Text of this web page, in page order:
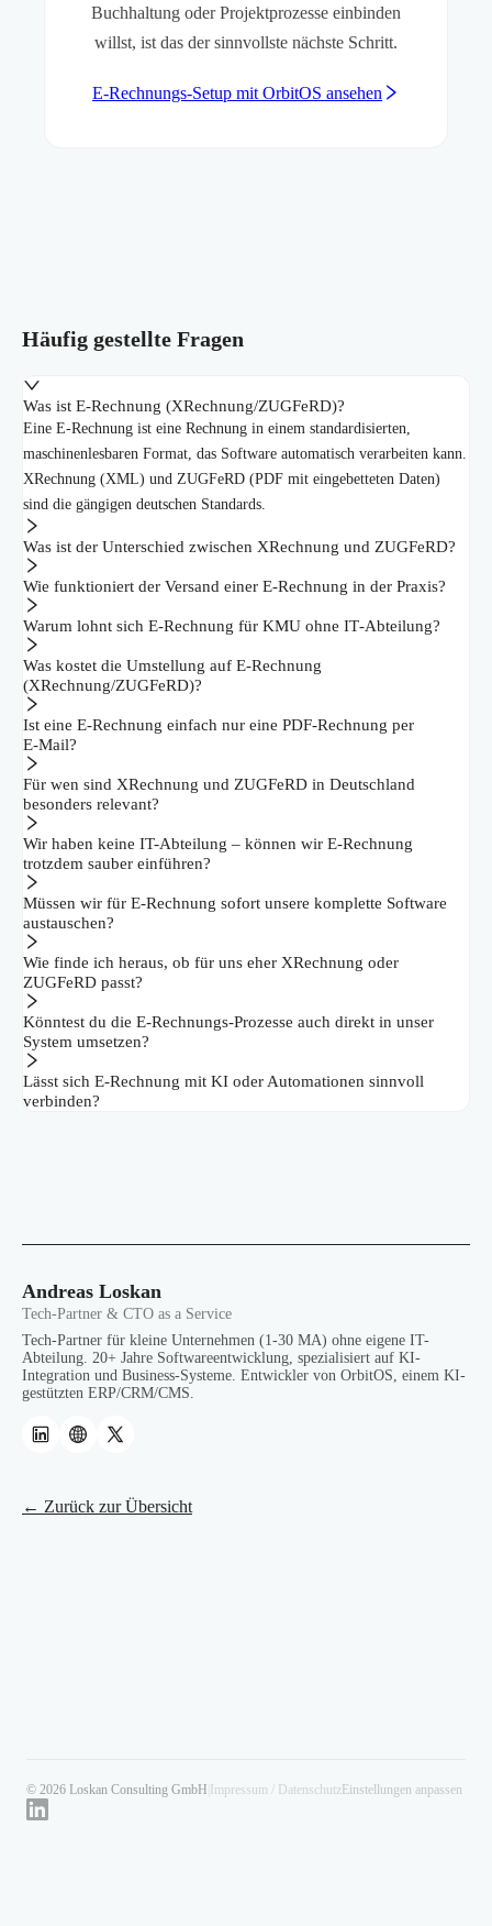
Buchhaltung oder Projektprozesse einbinden
willst, ist das der sinnvollste nächste Schritt.
E-Rechnungs-Setup mit OrbitOS ansehen
Häufig gestellte Fragen
Was ist E‑Rechnung (XRechnung/ZUGFeRD)?
Eine E‑Rechnung ist eine Rechnung in einem standardisierten,
maschinenlesbaren Format, das Software automatisch verarbeiten kann.
XRechnung (XML) und ZUGFeRD (PDF mit eingebetteten Daten)
sind die gängigen deutschen Standards.
Was ist der Unterschied zwischen XRechnung und ZUGFeRD?
Wie funktioniert der Versand einer E‑Rechnung in der Praxis?
Warum lohnt sich E‑Rechnung für KMU ohne IT‑Abteilung?
Was kostet die Umstellung auf E‑Rechnung
(XRechnung/ZUGFeRD)?
Ist eine E‑Rechnung einfach nur eine PDF-Rechnung per
E‑Mail?
Für wen sind XRechnung und ZUGFeRD in Deutschland
besonders relevant?
Wir haben keine IT-Abteilung – können wir E‑Rechnung
trotzdem sauber einführen?
Müssen wir für E‑Rechnung sofort unsere komplette Software
austauschen?
Wie finde ich heraus, ob für uns eher XRechnung oder
ZUGFeRD passt?
Könntest du die E‑Rechnungs-Prozesse auch direkt in unser
System umsetzen?
Lässt sich E‑Rechnung mit KI oder Automationen sinnvoll
verbinden?
Andreas Loskan
Tech-Partner & CTO as a Service
Tech-Partner für kleine Unternehmen (1-30 MA) ohne eigene IT-
Abteilung. 20+ Jahre Softwareentwicklung, spezialisiert auf KI-
Integration und Business-Systeme. Entwickler von OrbitOS, einem KI-
gestützten ERP/CRM/CMS.
← Zurück zur Übersicht
© 2026 Loskan Consulting GmbH Impressum / Datenschutz Einstellungen anpassen